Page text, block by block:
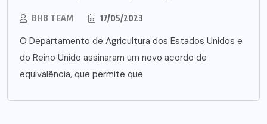
BHB TEAM 17/05/2023
O Departamento de Agricultura dos Estados Unidos e
do Reino Unido assinaram um novo acordo de
equivalência, que permite que